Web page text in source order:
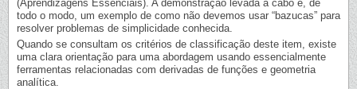
(Aprendizagens Essenciais). A demonstração levada a cabo é, de
todo o modo, um exemplo de como não devemos usar “bazucas” para
resolver problemas de simplicidade conhecida.
Quando se consultam os critérios de classificação deste item, existe
uma clara orientação para uma abordagem usando essencialmente
ferramentas relacionadas com derivadas de funções e geometria
analítica.